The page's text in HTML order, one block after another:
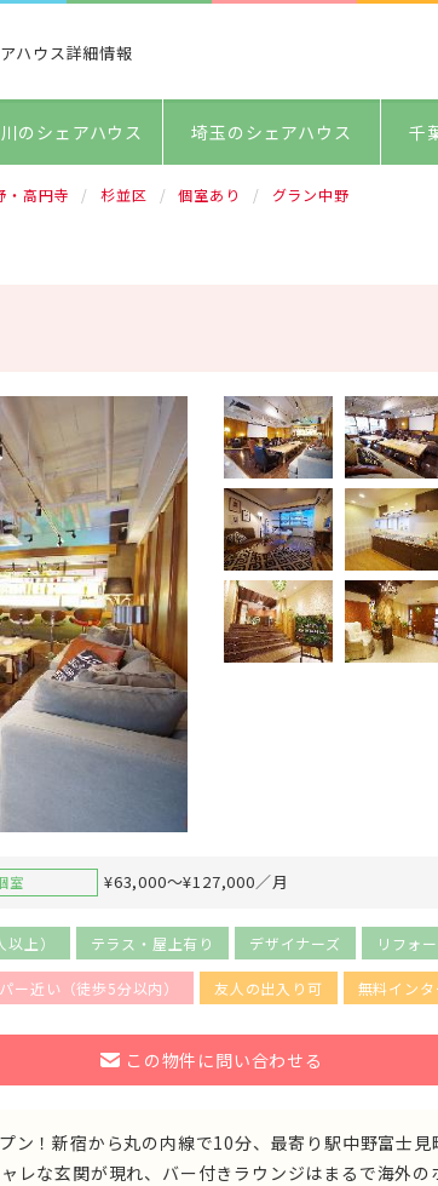
ハウス詳細情報
のシェアハウス 埼玉のシェアハウス 千
・高円寺 杉並区 個室あり グラン中野
室 ¥63,000～¥127,000／月
上） テラス・屋上有り デザイナーズ リフォ
ー近い（徒歩5分以内） 友人の出入り可 無料インタ
この物件に問い合わせる
ン！新宿から丸の内線で10分、最寄り駅中野富士
レな玄関が現れ、バー付きラウンジはまるで海外